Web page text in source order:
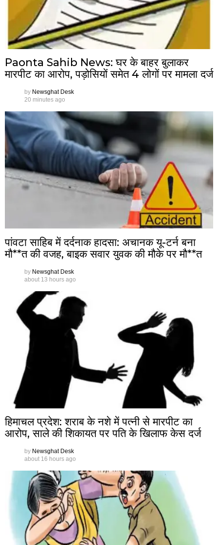
Paonta Sahib News: घर के बाहर बुलाकर
मारपीट का आरोप, पड़ोसियों समेत 4 लोगों पर मामला दर्ज
by Newsghat Desk
20 minutes ago
पांवटा साहिब में दर्दनाक हादसा: अचानक यू-टर्न बना
मौ**त की वजह, बाइक सवार युवक की मौके पर मौ**त
by Newsghat Desk
about 13 hours ago
हिमाचल प्रदेश: शराब के नशे में पत्नी से मारपीट का
आरोप, साले की शिकायत पर पति के खिलाफ केस दर्ज
by Newsghat Desk
about 16 hours ago